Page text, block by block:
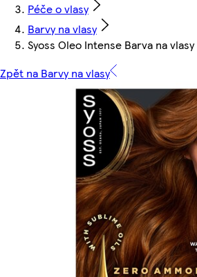
Péče o vlasy
Barvy na vlasy
Syoss Oleo Intense Barva na
Zpět na Barvy na vlasy